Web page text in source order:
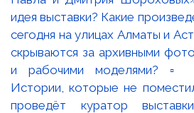
идея выставки? Какие
сегодня на улицах Алматы и
скрываются за архивными
и рабочими моделями? ▫️
Истории, которые не
проведёт куратор